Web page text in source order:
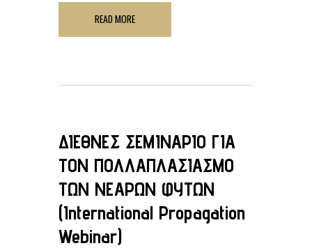
READ MORE
ΔΙΕΘΝΕΣ ΣΕΜΙΝΑΡΙΟ ΓΙΑ
ΤΟΝ ΠΟΛΛΑΠΛΑΣΙΑΣΜΟ
ΤΩΝ ΝΕΑΡΩΝ ΦΥΤΩΝ
(International Propagation
Webinar)